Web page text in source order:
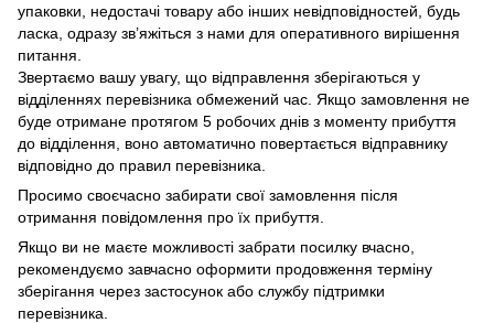
упаковки, недостачі товару або інших невідповідностей, будь
ласка, одразу зв’яжіться з нами для оперативного вирішення
питання.
Звертаємо вашу увагу, що відправлення зберігаються у
відділеннях перевізника обмежений час. Якщо замовлення не
буде отримане протягом 5 робочих днів з моменту прибуття
до відділення, воно автоматично повертається відправнику
відповідно до правил перевізника.
Просимо своєчасно забирати свої замовлення після
отримання повідомлення про їх прибуття.
Якщо ви не маєте можливості забрати посилку вчасно,
рекомендуємо завчасно оформити продовження терміну
зберігання через застосунок або службу підтримки
перевізника.